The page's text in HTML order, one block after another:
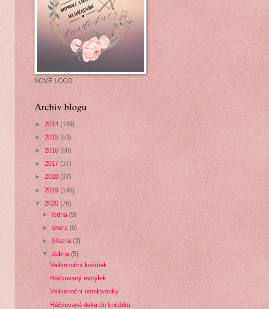
NOVÉ LOGO
Archiv blogu
► 2014 (149)
► 2015 (53)
► 2016 (66)
► 2017 (37)
► 2018 (37)
► 2019 (146)
▼ 2020 (76)
► ledna(9)
►února(6)
►
března(3)
▼dubna(5)
Velikonoční košíček
Háčkovaný motýlek
Velikonoční omalovánky
Háčkovaná deka do kočárku